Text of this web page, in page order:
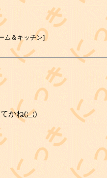
ム＆キッチン]
かね(;_;)